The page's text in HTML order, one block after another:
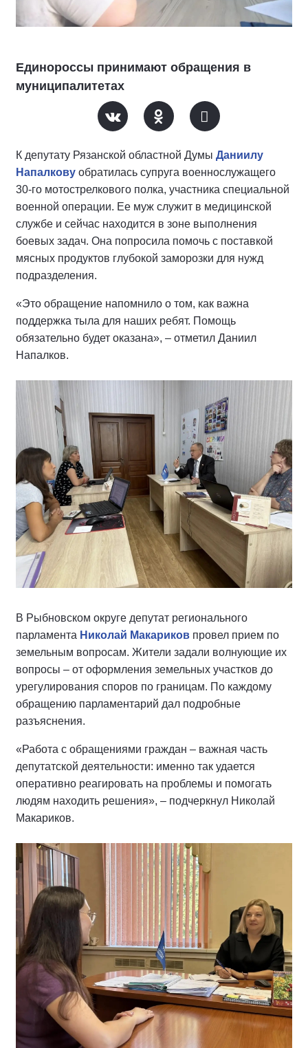
Единороссы принимают обращения в
муниципалитетах
К депутату Рязанской областной Думы Даниилу
Напалкову обратилась супруга военнослужащего
30-го мотострелкового полка, участника специальной
военной операции. Ее муж служит в медицинской
службе и сейчас находится в зоне выполнения
боевых задач. Она попросила помочь с поставкой
мясных продуктов глубокой заморозки для нужд
подразделения.
«Это обращение напомнило о том, как важна
поддержка тыла для наших ребят. Помощь
обязательно будет оказана», – отметил Даниил
Напалков.
В Рыбновском округе депутат регионального
парламента Николай Макариков провел прием по
земельным вопросам. Жители задали волнующие их
вопросы – от оформления земельных участков до
урегулирования споров по границам. По каждому
обращению парламентарий дал подробные
разъяснения.
«Работа с обращениями граждан – важная часть
депутатской деятельности: именно так удается
оперативно реагировать на проблемы и помогать
людям находить решения», – подчеркнул Николай
Макариков.